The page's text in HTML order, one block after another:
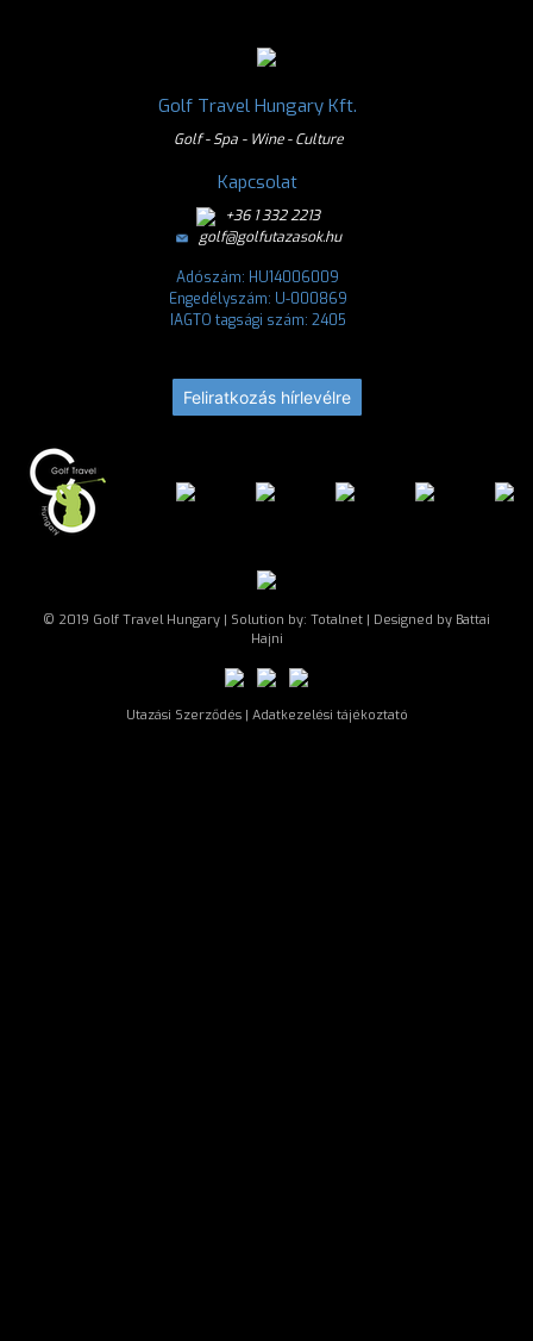
Golf Travel Hungary Kft.
Golf - Spa - Wine - Culture
Kapcsolat
+36 1 332 2213
golf@golfutazasok.hu
Adószám: HU14006009
Engedélyszám: U-000869
IAGTO tagsági szám: 2405
Feliratkozás hírlevélre
© 2019 Golf Travel Hungary | Solution by: Totalnet | Designed by Battai
Hajni
Utazási Szerződés| Adatkezelési tájékoztató